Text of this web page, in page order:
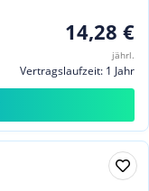
14,28 €
jährl.
Vertragslaufzeit: 1 Jahr